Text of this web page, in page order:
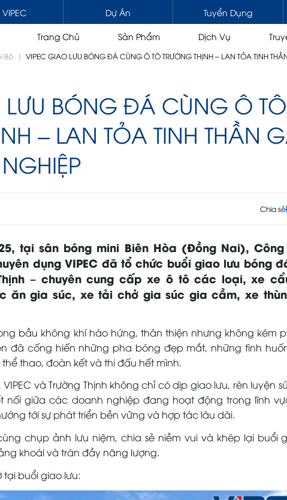
Dự Án Tuyển Dụng
Trang Chủ Sản Phẩm
XE THƯƠNG MẠI & CHUYÊN DỤNG
Xe đầu kéo / Đầu kéo gắn cẩu
Xe tải / Tải gắn cẩu
Xe ben
NÂNG HẠ
Cẩu tự hành 1
PHỤ TÙNG DẦU, NHỚT, MỠ
Dịch Vụ
/ SỬA CHỮA
Bộ | VIPEC GIAO LƯU BÓNG ĐÁ CÙNG Ô TÔ TRƯỜNG THỊNH – LAN TỎA TINH
BÓNG ĐÁ CÙNG Ô TÔ
– LAN TỎA TINH THẦN
Chia sẻ
tại sân bóng mini Biên Hòa (Đồng Nai),
dụng VIPEC đã tổ chức buổi giao lưu bóng
– chuyên cung cấp xe ô tô các loại, xe
ăn gia súc, xe tải chở gia súc gia cầm, xe
bầu không khí hào hứng, thân thiện nhưng không kém
đã cống hiến những pha bóng đẹp mắt, những tình
thao, đoàn kết và thi đấu hết mình.
và Trường Thịnh không chỉ có dịp giao lưu, rèn luyện
nối giữa các doanh nghiệp đang hoạt động trong lĩnh
tới sự phát triển bền vững và hợp tác lâu dài.
chụp ảnh lưu niệm, chia sẻ niềm vui và khép lại buổi
khoái và tràn đầy năng lượng.
buổi giao lưu: